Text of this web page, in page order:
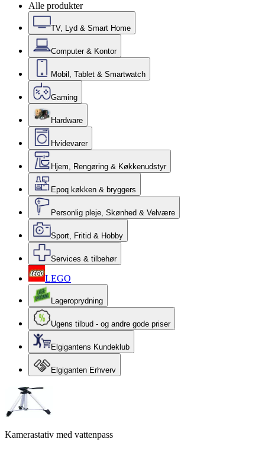
Alle produkter
TV, Lyd & Smart Home
Computer & Kontor
Mobil, Tablet & Smartwatch
Gaming
Hardware
Hvidevarer
Hjem, Rengøring & Køkkenudstyr
Epoq køkken & bryggers
Personlig pleje, Skønhed & Velvære
Sport, Fritid & Hobby
Services & tilbehør
LEGO
Lageroprydning
Ugens tilbud - og andre gode priser
Elgigantens Kundeklub
Elgiganten Erhverv
Kamerastativ med vattenpass